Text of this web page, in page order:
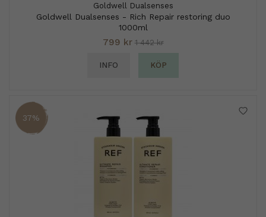
Goldwell Dualsenses
Goldwell Dualsenses - Rich Repair restoring duo
1000ml
799 kr 1 442 kr
INFO KÖP
37%